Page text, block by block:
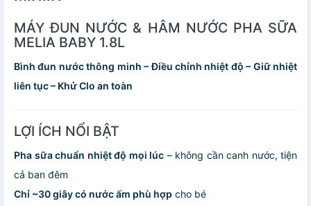
MÁY ĐUN NƯỚC & HÂM NƯỚC PHA SỮA
MELIA BABY 1.8L
Bình đun nước thông minh – Điều chỉnh nhiệt độ – Giữ nhiệt
liên tục – Khử Clo an toàn
LỢI ÍCH NỔI BẬT
Pha sữa chuẩn nhiệt độ mọi lúc – không cần canh nước, tiện
cả ban đêm
Chỉ ~30 giây có nước ấm phù hợp cho bé